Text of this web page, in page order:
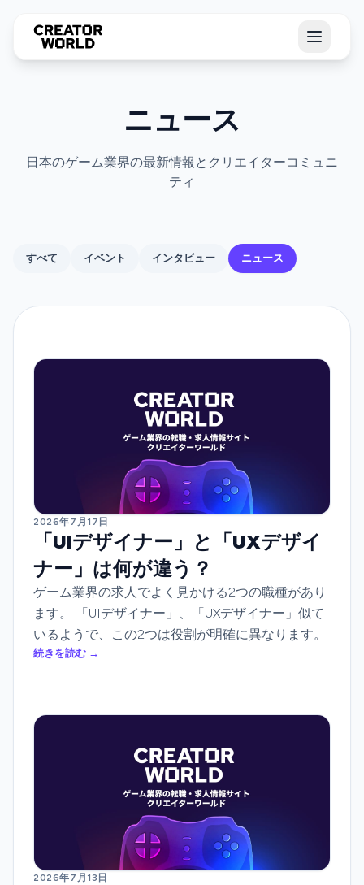
ニュース
日本のゲーム業界の最新情報とクリエイターコミュニ
ティ
すべて イベント インタビュー ニュース
2026年7月17日
「UIデザイナー」と「UXデザイ
ナー」は何が違う？
ゲーム業界の求人でよく見かける2つの職種があり
ます。 「UIデザイナー」、「UXデザイナー」似て
いるようで、この2つは役割が明確に異なります。
続きを読む →
2026年7月13日